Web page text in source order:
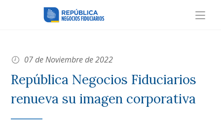
07 de Noviembre de 2022
República Negocios Fiduciarios
renueva su imagen corporativa